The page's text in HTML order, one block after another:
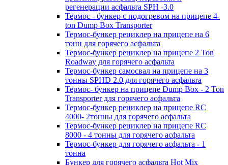
регенерации асфальта SPH -3.0
Термос - бункер с подогревом на прицепе 4-
ton Dump Box Transporter
Термос-бункер рециклер на прицепе на 6
тонн для горячего асфальта
Термос-бункер рециклер на прицепе 2 Ton
Roadway для горячего асфальта
Термос-бункер самосвал на прицепе на 3
тонны SPHD 2.0 для горячего асфальта
Термос- бункер на прицепе Dump Box - 2 Ton
Transporter для горячего асфальта
Термос-бункер рециклер на прицепе RC
4000- 2тонны для горячего асфальта
Термос-бункер рециклер на прицепе RC
8000 - 4 тонны для горячего асфальта
Термос-бункер для горячего асфальта - 1
тонна
Бункер для горячего асфальта Hot Mix